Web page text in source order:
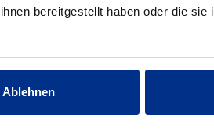
bereitgestellt haben oder die sie
Ablehnen